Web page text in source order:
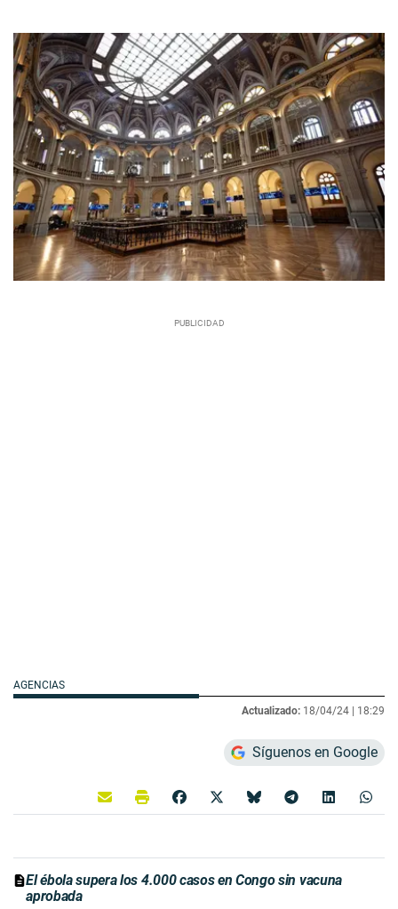
AGENCIAS
Actualizado: 18/04/24 | 18:29
Síguenos en Google
El ébola supera los 4.000 casos en Congo sin vacuna
aprobada